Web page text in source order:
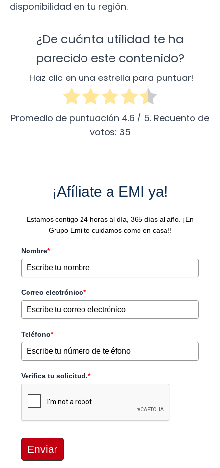
disponibilidad en tu región.
¿De cuánta utilidad te ha
parecido este contenido?
¡Haz clic en una estrella para puntuar!
Promedio de puntuación 4.6 / 5. Recuento de
votos: 35
¡Afíliate a EMI ya!
Estamos contigo 24 horas al día, 365 días al año. ¡En
Grupo Emi te cuidamos como en casa!!
Nombre*
Correo electrónico*
Teléfono*
Verifica tu solicitud.*
Enviar